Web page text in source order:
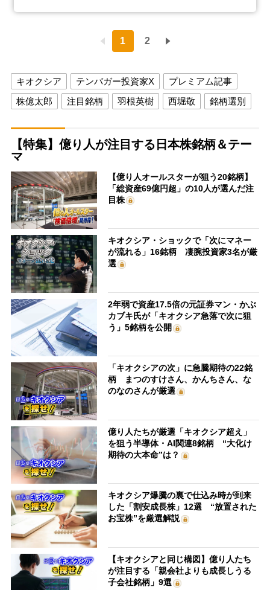
1 2
キオクシア テンバガー投資家X
プレミアム記事
株億太郎
注目銘柄 羽根英樹 西堀敬 銘柄選別
【特集】億り人が注目する日本株銘柄＆テー
マ
【億り人オールスターが狙う20銘柄】
「総資産69億円超」の10人が選んだ注
目株
キオクシア・ショックで「次にマネー
が流れる」16銘柄 凄腕投資家3名が厳
選
2年弱で資産17.5倍の元証券マン・かぶ
カブキ氏が「キオクシア急落で次に狙
う」5銘柄を公開
「キオクシアの次」に急騰期待の22銘
柄 まつのすけさん、かんちさん、な
のなのさんが厳選
億り人たちが厳選「キオクシア超え」
を狙う半導体・AI関連8銘柄 “大化け
期待の大本命”は？
キオクシア爆騰の裏で仕込み時が到来
した「割安成長株」12選 “放置された
お宝株”を厳選解説
【キオクシアと同じ構図】億り人たち
が注目する「親会社よりも成長しうる
子会社銘柄」9選